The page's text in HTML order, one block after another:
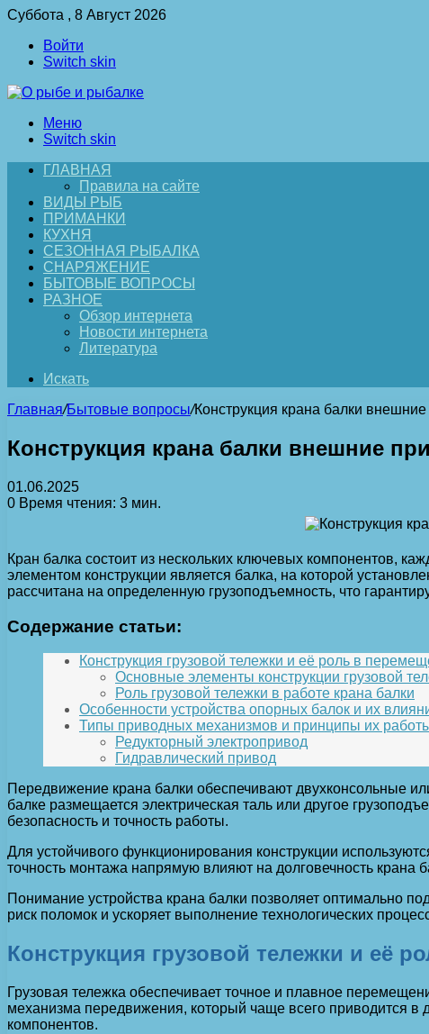
Суббота , 8 Август 2026
Войти
Switch skin
Меню
Switch skin
ГЛАВНАЯ
Правила на сайте
ВИДЫ РЫБ
ПРИМАНКИ
КУХНЯ
СЕЗОННАЯ РЫБАЛКА
СНАРЯЖЕНИЕ
БЫТОВЫЕ ВОПРОСЫ
РАЗНОЕ
Обзор интернета
Новости интернета
Литература
Искать
Главная/Бытовые вопросы/Конструкция крана балки
Конструкция крана балки внешние
01.06.2025
0 Время чтения: 3 мин.
Кран балка состоит из нескольких ключевых компонентов,
элементом конструкции является балка, на которой
рассчитана на определенную грузоподъемность, что
Содержание статьи:
Конструкция грузовой тележки и её роль в
Основные элементы конструкции грузовой
Роль грузовой тележки в работе крана балки
Особенности устройства опорных балок и их
Типы приводных механизмов и принципы их
Редукторный электропривод
Гидравлический привод
Передвижение крана балки обеспечивают двухконсольные
балке размещается электрическая таль или другое
безопасность и точность работы.
Для устойчивого функционирования конструкции
точность монтажа напрямую влияют на долговечность крана
Понимание устройства крана балки позволяет оптимально
риск поломок и ускоряет выполнение технологических
Конструкция грузовой тележки и её
Грузовая тележка обеспечивает точное и плавное
механизма передвижения, который чаще всего приводится в
компонентов.